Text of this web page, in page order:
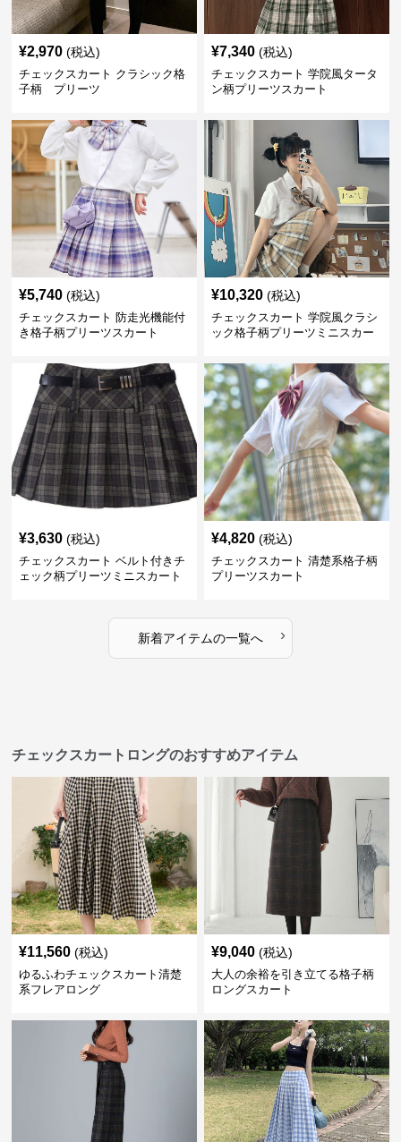
¥2,970 (税込)
チェックスカート クラシック格
子柄 プリーツ
¥7,340 (税込)
チェックスカート 学院風タータ
ン柄プリーツスカート
¥5,740 (税込)
チェックスカート 防走光機能付
き格子柄プリーツスカート
¥10,320 (税込)
チェックスカート 学院風クラシ
ック格子柄プリーツミニスカー
¥3,630 (税込)
チェックスカート ベルト付きチ
ェック柄プリーツミニスカート
¥4,820 (税込)
チェックスカート 清楚系格子柄
プリーツスカート
新着アイテムの一覧へ ›
チェックスカートロングのおすすめアイテム
¥11,560 (税込)
ゆるふわチェックスカート清楚
系フレアロング
¥9,040 (税込)
大人の余裕を引き立てる格子柄
ロングスカート